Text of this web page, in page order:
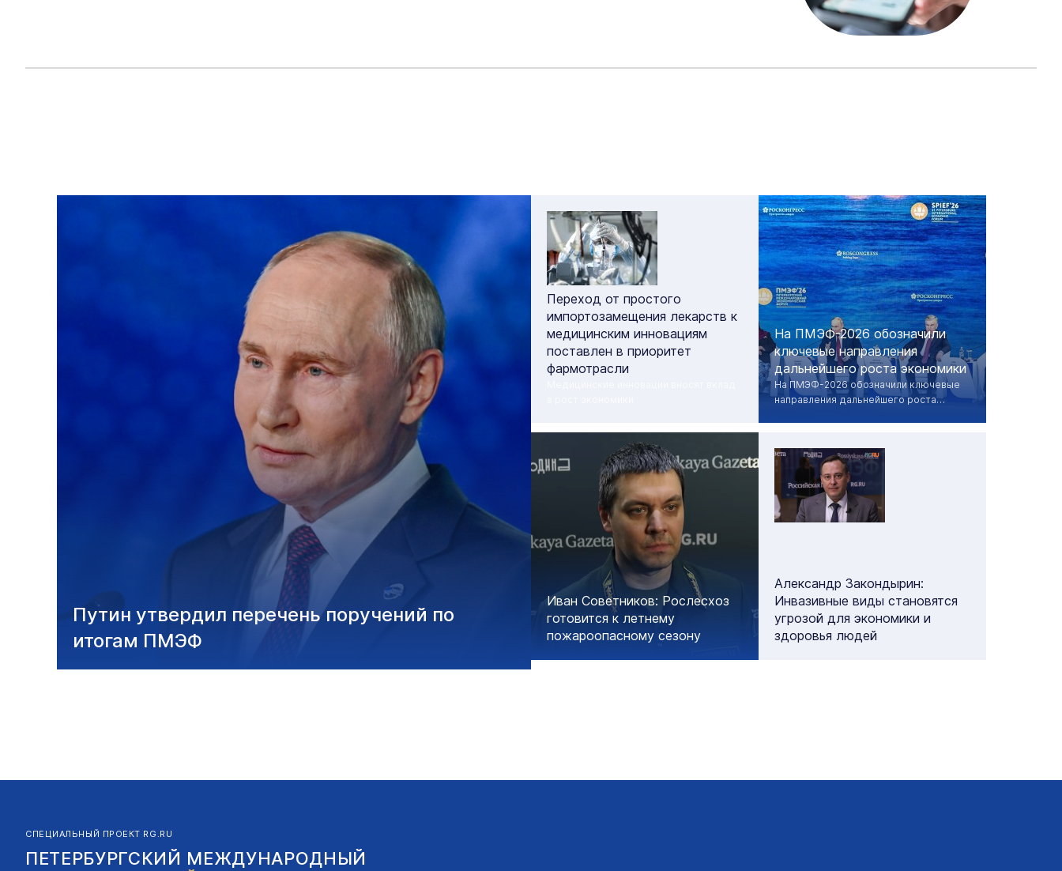
Путин утвердил перечень поручений по
итогам ПМЭФ
Переход от простого
импортозамещения лекарств к
медицинским инновациям
поставлен в приоритет
фармотрасли
На ПМЭФ-2026 обозначили
ключевые направления
дальнейшего роста экономики
На ПМЭФ-2026 обозначили ключевые
направления дальнейшего роста
Иван Советников: Рослесхоз
готовится к летнему
пожароопасному сезону
Александр Закондырин:
Инвазивные виды становятся
угрозой для экономики и
здоровья людей
СПЕЦИАЛЬНЫЙ ПРОЕКТ RG.RU
ПЕТЕРБУРГСКИЙ МЕЖДУНАРОДНЫЙ